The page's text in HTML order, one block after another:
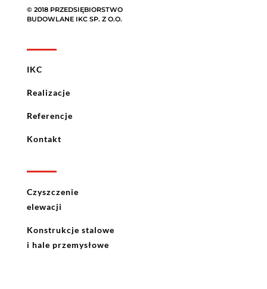
© 2018 PRZEDSIĘBIORSTWO
BUDOWLANE IKC SP. Z O.O.
IKC
Realizacje
Referencje
Kontakt
Czyszczenie
elewacji
Konstrukcje stalowe
i hale przemysłowe